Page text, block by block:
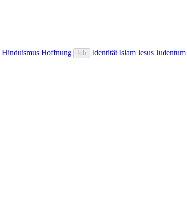
Hinduismus Hoffnung Ich Identität Islam Jesus Judentum